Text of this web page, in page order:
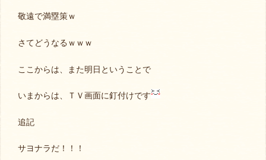
敬遠で満塁策ｗ
さてどうなるｗｗｗ
ここからは、また明日ということで
いまからは、ＴＶ画面に釘付けです
追記
サヨナラだ！！！